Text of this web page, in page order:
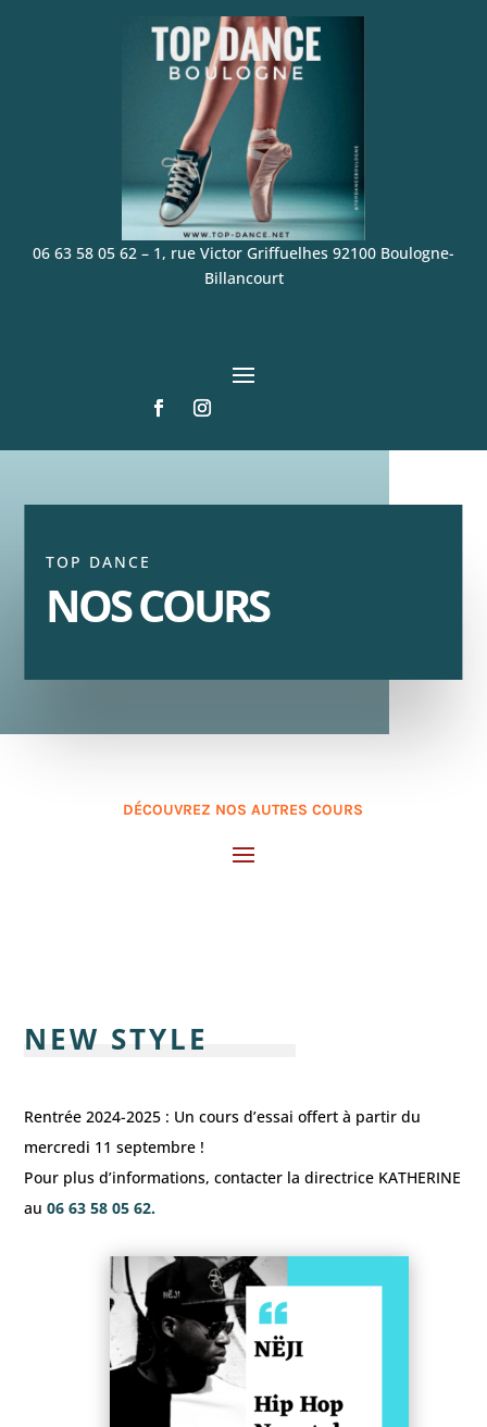
06 63 58 05 62 – 1, rue Victor Griffuelhes 92100 Boulogne-
Billancourt
TOP DANCE
NOS COURS
DÉCOUVREZ NOS AUTRES COURS
NEW STYLE
Rentrée 2024-2025 : Un cours d’essai offert à partir du
mercredi 11 septembre !
Pour plus d’informations, contacter la directrice KATHERINE
au06 63 58 05 62.